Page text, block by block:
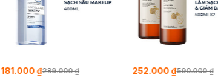
181.000 ₫289.000 ₫ 252.000 ₫590.000 ₫